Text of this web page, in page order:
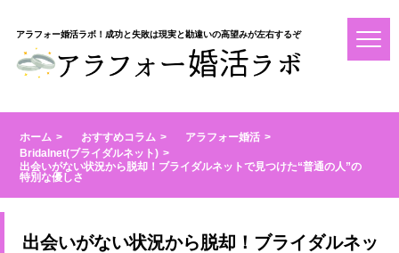
アラフォー婚活ラボ！成功と失敗は現実と勘違いの高望みが左右するぞ
ホーム おすすめコラム
アラフォー婚活
Bridalnet(ブライダルネット)
出会いがない状況から脱却！ブライダルネットで見つけた“普通の人”の
特別な優しさ
出会いがない状況から脱却！ブライダルネッ